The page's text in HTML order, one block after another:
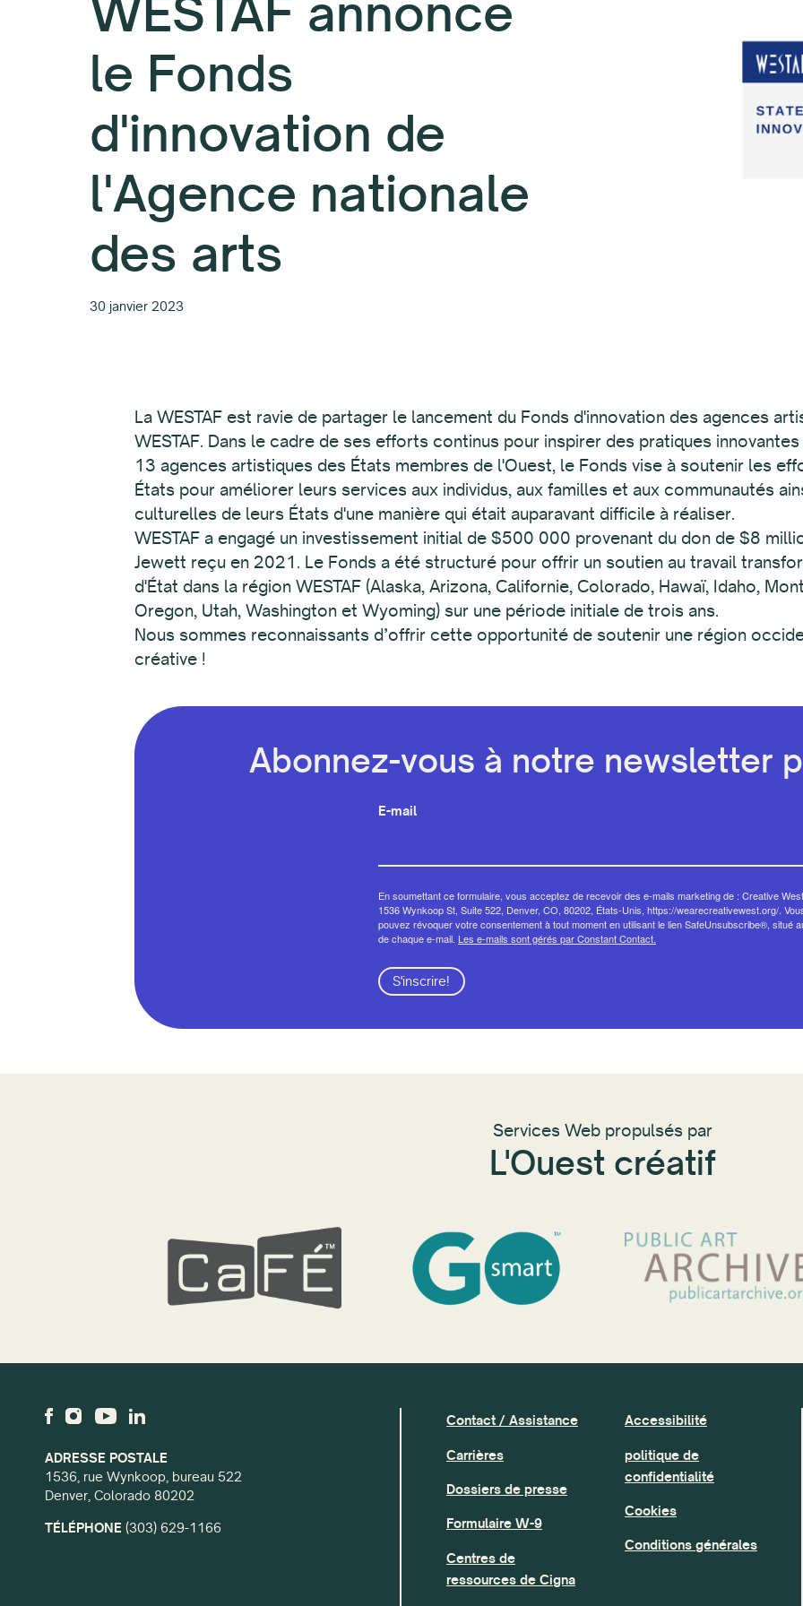
WESTAF annonce
le Fonds
d'innovation de
l'Agence nationale
des arts
30 janvier 2023
La WESTAF est ravie de partager le lancement du Fonds d'innovation des agences
WESTAF. Dans le cadre de ses efforts continus pour inspirer des pratiques
13 agences artistiques des États membres de l'Ouest, le Fonds vise à soutenir les
États pour améliorer leurs services aux individus, aux familles et aux communautés
culturelles de leurs États d'une manière qui était auparavant difficile à réaliser.
WESTAF a engagé un investissement initial de $500 000 provenant du don de $8
Jewett reçu en 2021. Le Fonds a été structuré pour offrir un soutien au travail
d'État dans la région WESTAF (Alaska, Arizona, Californie, Colorado, Hawaï, Idaho,
Oregon, Utah, Washington et Wyoming) sur une période initiale de trois ans.
Nous sommes reconnaissants d’offrir cette opportunité de soutenir une région
créative !
Abonnez-vous à notre newsletter
E-mail
En soumettant ce formulaire, vous acceptez de recevoir des e-mails marketing de : Creative West,
1536 Wynkoop St, Suite 522, Denver, CO, 80202, États-Unis, https://wearecreativewest.org/.
pouvez révoquer votre consentement à tout moment en utilisant le lien SafeUnsubscribe®, situé
de chaque e-mail. Les e-mails sont gérés par Constant Contact.
S'inscrire!
Services Web propulsés par
L'Ouest créatif
ADRESSE POSTALE
1536, rue Wynkoop, bureau 522
Denver, Colorado 80202
TÉLÉPHONE (303) 629-1166
Contact / Assistance
Carrières
Dossiers de presse
Formulaire W-9
Centres de
ressources de Cigna
Accessibilité
politique de
confidentialité
Cookies
Conditions générales